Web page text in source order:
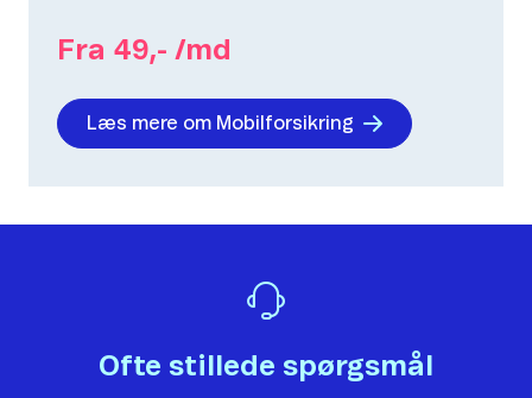
Fra 49,- /md
Læs mere om Mobilforsikring
Ofte stillede spørgsmål